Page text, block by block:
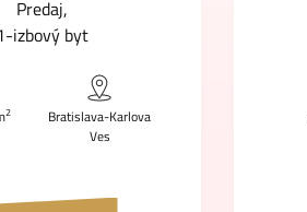
Predaj
izbový byt
2
Bratislava-Karlova
Ves